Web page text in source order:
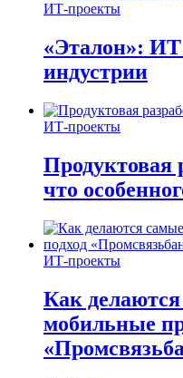
ИТ-проекты
«Эталон»: ИТ
индустрии
ИТ-проекты
Продуктовая
что
ИТ-проекты
Как
мобильные